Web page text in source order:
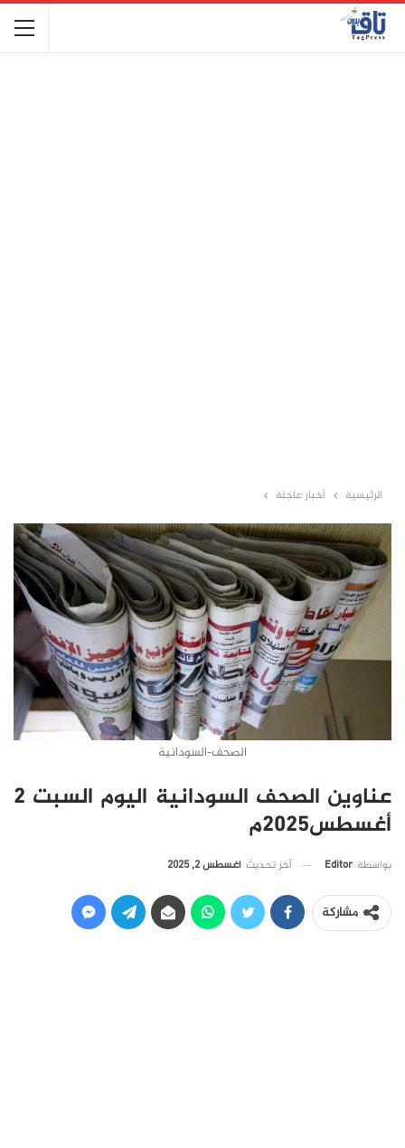
الرئيسية أخبار عاجلة
الصحف-السودانية
عناوين الصحف السودانية اليوم السبت 2
أغسطس2025م
بواسطة Editor آخر تحديث أغسطس 2, 2025
مشاركة